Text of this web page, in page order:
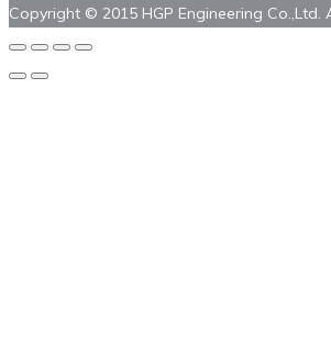
Copyright © 2015 HGP Engineering Co.,Ltd.